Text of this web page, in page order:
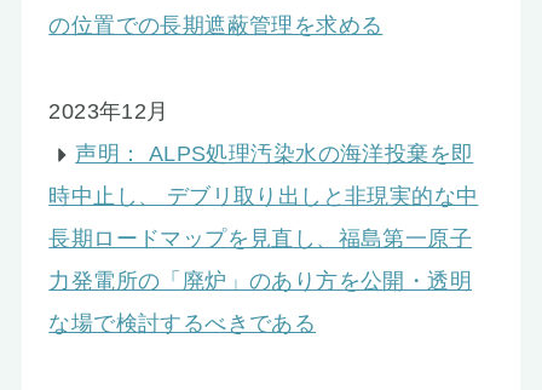
の位置での長期遮蔽管理を求める
2023年12月
声明： ALPS処理汚染水の海洋投棄を即
時中止し、 デブリ取り出しと非現実的な中
長期ロードマップを見直し、福島第一原子
力発電所の「廃炉」のあり方を公開・透明
な場で検討するべきである